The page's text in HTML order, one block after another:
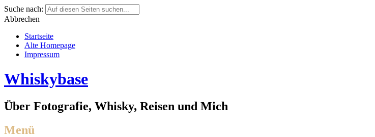
Suche nach:
Abbrechen
Startseite
Alte Homepage
Impressum
Whiskybase
Über Fotografie, Whisky, Reisen und Mich
Menü